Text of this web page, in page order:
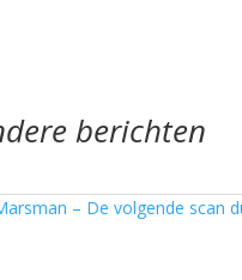
berichten